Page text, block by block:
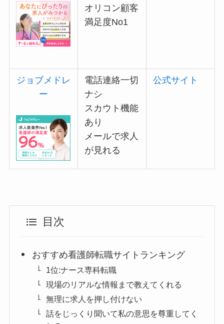
オリコン顧客
満足度No1
ジョブメドレ
ー
電話連絡一切
ナシ
スカウト機能
あり
メールで求人
が見れる
公式サイト
目次
おすすめ看護師転職サイトランキング
1位:ナース専科転職
現場のリアルな情報まで教えてくれる
無理に求人を押し付けない
話をじっくり聞いて私の意思を尊重してく